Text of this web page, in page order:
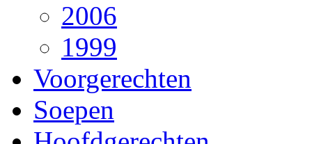
2006
1999
Voorgerechten
Soepen